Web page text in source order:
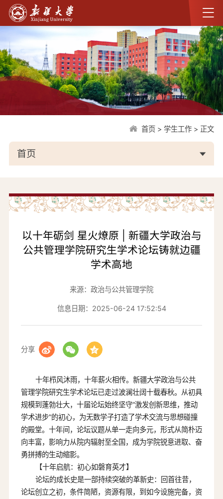
首页 >学生工作 > 正文
首页
以十年砺剑 星火燎原 | 新疆大学政治与
公共管理学院研究生学术论坛铸就边疆
学术高地
来源：政治与公共管理学院
信息日期：2025-06-24 17:52:54
分享
十年栉风沐雨，十年薪火相传。新疆大学政治与公共
管理学院研究生学术论坛已走过波澜壮阔十载春秋。从初具
规模到蓬勃壮大，十届论坛始终坚守“激发创新思维，推动
学术进步”的初心，为无数学子打造了学术交流与思想碰撞
的殿堂。十年间，论坛议题从单一走向多元，形式从简朴迈
向丰富，影响力从院内辐射至全国，成为学院锐意进取、奋
勇拼搏的生动缩影。
【十年启航：初心如磐育英才】
论坛的成长史是一部持续突破的革新史：回首往昔，
论坛创立之初，条件简陋，资源有限，到如今设施完备，资